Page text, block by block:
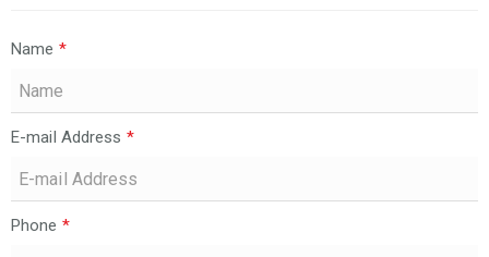
Name *
E-mail Address *
Phone *